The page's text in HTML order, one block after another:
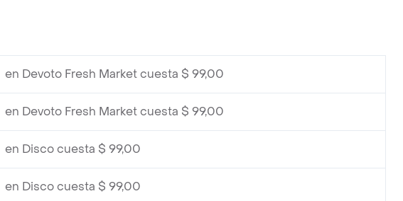
en Devoto Fresh Market cuesta $ 99,00
en Devoto Fresh Market cuesta $ 99,00
en Disco cuesta $ 99,00
en Disco cuesta $ 99,00